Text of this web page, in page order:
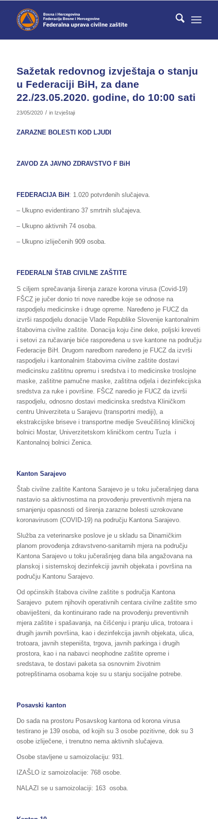
Sažetak redovnog izvještaja o stanju
u Federaciji BiH, za dane
22./23.05.2020. godine, do 10:00 sati
23/05/2020 / in Izvještaji
ZARAZNE BOLESTI KOD LJUDI
ZAVOD ZA JAVNO ZDRAVSTVO F BiH
FEDERACIJA BiH : 1.020 potvrđenih slučajeva.
– Ukupno evidentirano 37 smrtnih slučajeva.
– Ukupno aktivnih 74 osoba.
– Ukupno izliječenih 909 osoba.
FEDERALNI ŠTAB CIVILNE ZAŠTITE
S ciljem sprečavanja širenja zaraze korona virusa (Covid-19)
FŠCZ je jučer donio tri nove naredbe koje se odnose na
raspodjelu medicinske i druge opreme. Naređeno je FUCZ da
izvrši raspodjelu donacije Vlade Republike Slovenije kantonalnim
štabovima civilne zaštite. Donacija koju čine deke, poljski kreveti
i setovi za ručavanje biće raspoređena u sve kantone na području
Federacije BiH. Drugom naredbom naređeno je FUCZ da izvrši
raspodjelu i kantonalnim štabovima civilne zaštite dostavi
medicinsku zaštitnu opremu i sredstva i to medicinske troslojne
maske, zaštitne pamučne maske, zaštitna odjela i dezinfekcijska
sredstva za ruke i površine. FŠCZ naredio je FUCZ da izvrši
raspodjelu, odnosno dostavi medicinska sredstva Kliničkom
centru Univerziteta u Sarajevu (transportni mediji), a
ekstrakcijske briseve i transportne medije Sveučilišnoj kliničkoj
bolnici Mostar, Univerzitetskom kliničkom centru Tuzla i
Kantonalnoj bolnici Zenica.
Kanton Sarajevo
Štab civilne zaštite Kantona Sarajevo je u toku jučerašnjeg dana
nastavio sa aktivnostima na provođenju preventivnih mjera na
smanjenju opasnosti od širenja zarazne bolesti uzrokovane
koronavirusom (COVID-19) na području Kantona Sarajevo.
Služba za veterinarske poslove je u skladu sa Dinamičkim
planom provođenja zdravstveno-sanitarnih mjera na području
Kantona Sarajevo u toku jučerašnjeg dana bila angažovana na
planskoj i sistemskoj dezinfekciji javnih objekata i površina na
području Kantonu Sarajevo.
Od općinskih štabova civilne zaštite s područja Kantona
Sarajevo putem njihovih operativnih centara civilne zaštite smo
obaviješteni, da kontinuirano rade na provođenju preventivnih
mjera zaštite i spašavanja, na čišćenju i pranju ulica, trotoara i
drugih javnih površina, kao i dezinfekcija javnih objekata, ulica,
trotoara, javnih stepeništa, trgova, javnih parkinga i drugih
prostora, kao i na nabavci neophodne zaštite opreme i
sredstava, te dostavi paketa sa osnovnim životnim
potrepštinama osobama koje su u stanju socijalne potrebe.
Posavski kanton
Do sada na prostoru Posavskog kantona od korona virusa
testirano je 139 osoba, od kojih su 3 osobe pozitivne, dok su 3
osobe izliječene, i trenutno nema aktivnih slučajeva.
Osobe stavljene u samoizolaciju: 931.
IZAŠLO iz samoizolacije: 768 osobe.
NALAZI se u samoizolaciji: 163 osoba.